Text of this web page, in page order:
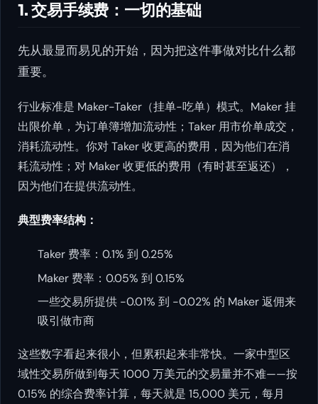
1. 交易手续费：一切的基础
先从最显而易见的开始，因为把这件事做对比什么都
重要。
行业标准是 Maker-Taker（挂单-吃单）模式。Maker 挂
出限价单，为订单簿增加流动性；Taker 用市价单成交，
消耗流动性。你对 Taker 收更高的费用，因为他们在消
耗流动性；对 Maker 收更低的费用（有时甚至返还），
因为他们在提供流动性。
典型费率结构：
Taker 费率：0.1% 到 0.25%
Maker 费率：0.05% 到 0.15%
一些交易所提供 -0.01% 到 -0.02% 的 Maker 返佣来
吸引做市商
这些数字看起来很小，但累积起来非常快。一家中型区
域性交易所做到每天 1000 万美元的交易量并不难——按
0.15% 的综合费率计算，每天就是 15,000 美元，每月